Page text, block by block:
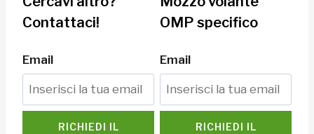
Contattaci!
Email
RICHIEDI IL
OMP specifico
Email
RICHIEDI IL